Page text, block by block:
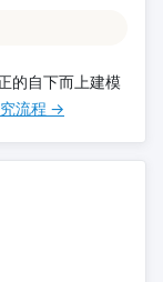
的自下而上建模
流程 →